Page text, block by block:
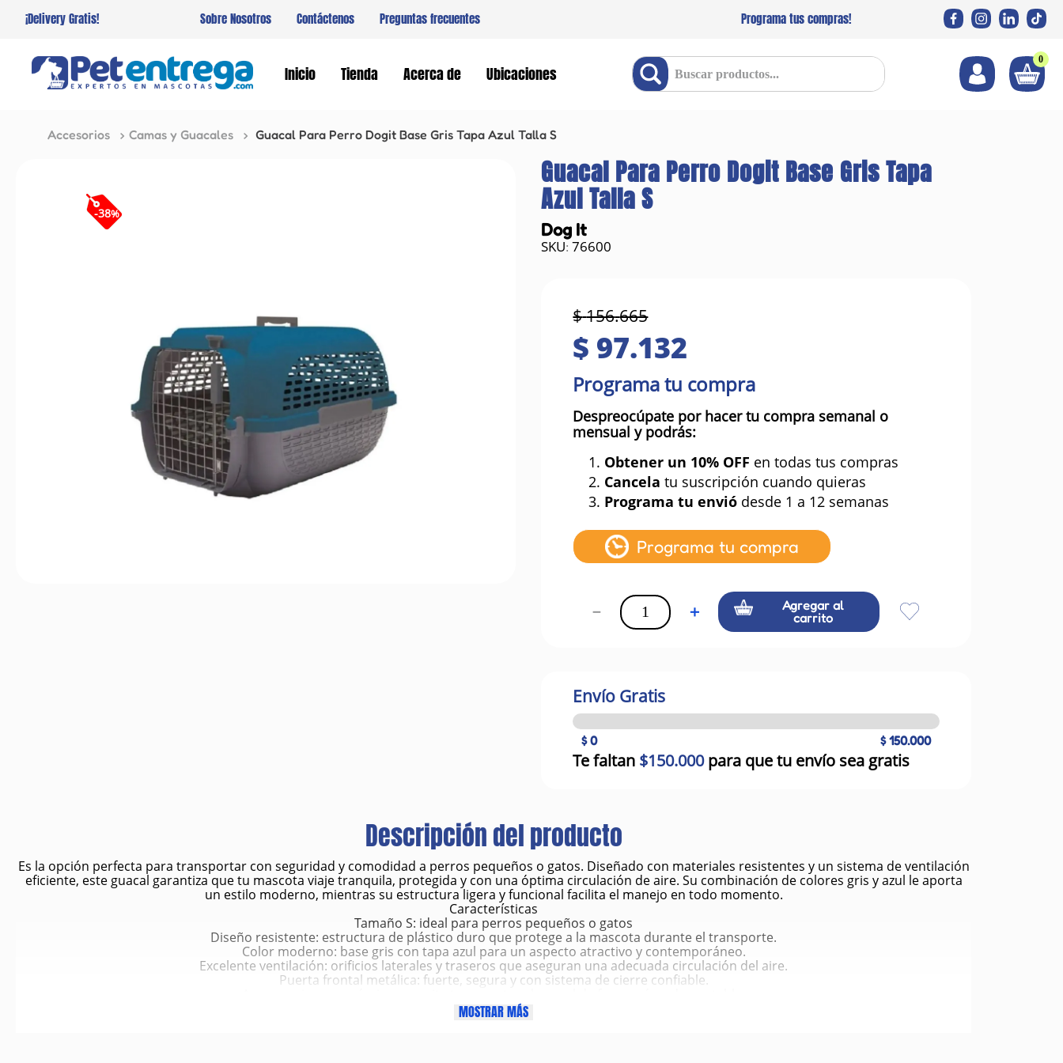
¡Delivery Gratis! Sobre Nosotros Contáctenos Preguntas frecuentes Programa tus compras!
Inicio Tienda Acerca de Ubicaciones
Buscar productos... 0
Accesorios Camas y Guacales Guacal Para Perro Dogit Base Gris Tapa Azul Talla S
-38%
Guacal Para Perro Dogit Base Gris Tapa
Azul Talla S
Dog It
:76600
$156.665
$ 97.132
Programa tu compra
Despreocúpate por hacer tu compra semanal o
mensual y podrás:
1. Obtener un 10% OFF en todas tus compras
2. Cancela tu suscripción cuando quieras
3. Programa tu envió desde 1 a 12 semanas
Programa tu compra
＋
－
Agregar al
carrito
Envío Gratis
$ 0 $ 150.000
Te faltan $150.000para que tu envío sea gratis
Descripción del producto
Es la opción perfecta para transportar con seguridad y comodidad a perros pequeños o gatos. Diseñado con materiales resistentes y un sistema de ventilación
eficiente, este guacal garantiza que tu mascota viaje tranquila, protegida y con una óptima circulación de aire. Su combinación de colores gris y azul le aporta
un estilo moderno, mientras su estructura ligera y funcional facilita el manejo en todo momento.
Características
Tamaño S: ideal para perros pequeños o gatos
Diseño resistente: estructura de plástico duro que protege a la mascota durante el transporte.
Color moderno: base gris con tapa azul para un aspecto atractivo y contemporáneo.
Excelente ventilación: orificios laterales y traseros que aseguran una adecuada circulación del aire.
Puerta frontal metálica: fuerte, segura y con sistema de cierre confiable.
Cierres laterales firmes: garantizan una sujeción segura entre la base y la tapa.
Fácil limpieza: materiales lavables y desmontables para mantener la higiene sin esfuerzo.
MOSTRAR MÁS